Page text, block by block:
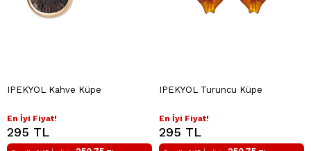
IPEKYOL Kahve Küpe
En İyi Fiyat!
295 TL
IPEKYOL Turuncu Küpe
En İyi Fiyat!
295 TL